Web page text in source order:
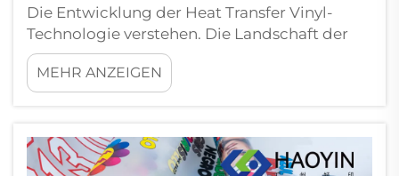
Die Entwicklung der Heat Transfer Vinyl-
Technologie verstehen. Die Landschaft der
Produktion von individueller Bekleidung und
Beschilderung hat sich durch die Einführung
von 3D-bedruckbarem dickem HTV
Material stellt eine bedeutende...
MEHR ANZEIGEN